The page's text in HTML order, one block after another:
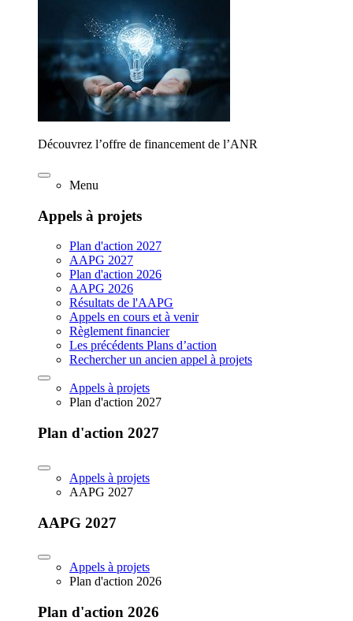
Découvrez l’offre de financement de l’ANR
Menu
Appels à projets
Plan d'action 2027
AAPG 2027
Plan d'action 2026
AAPG 2026
Résultats de l'AAPG
Appels en cours et à venir
Règlement financier
Les précédents Plans d’action
Rechercher un ancien appel à projets
Appels à projets
Plan d'action 2027
Plan d'action 2027
Appels à projets
AAPG 2027
AAPG 2027
Appels à projets
Plan d'action 2026
Plan d'action 2026